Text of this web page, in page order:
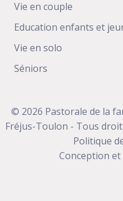
Vie en couple
Education enfants et
Vie en solo
Séniors
© 2026 Pastorale de la
Fréjus-Toulon - Tous
Politique
Conception